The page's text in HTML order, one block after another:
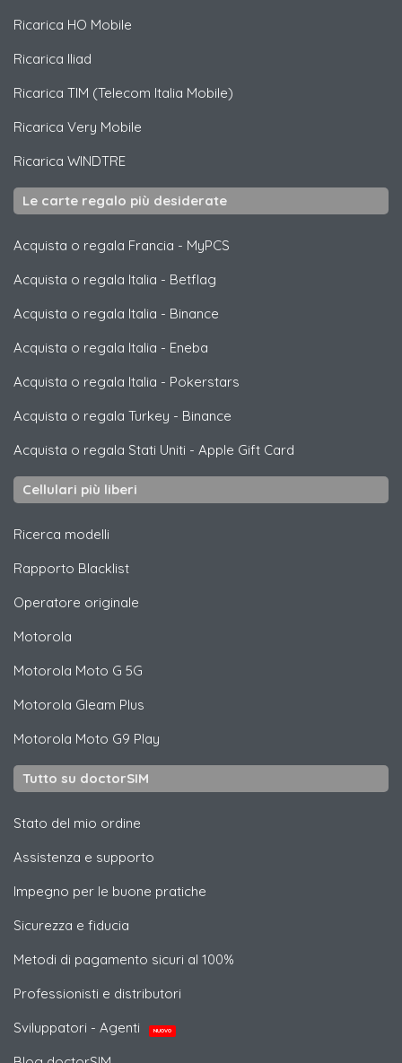
Ricarica HO Mobile
Ricarica Iliad
Ricarica TIM (Telecom Italia Mobile)
Ricarica Very Mobile
Ricarica WINDTRE
Le carte regalo più desiderate
Acquista o regala Francia - MyPCS
Acquista o regala Italia - Betflag
Acquista o regala Italia - Binance
Acquista o regala Italia - Eneba
Acquista o regala Italia - Pokerstars
Acquista o regala Turkey - Binance
Acquista o regala Stati Uniti - Apple Gift Card
Cellulari più liberi
Ricerca modelli
Rapporto Blacklist
Operatore originale
Motorola
Motorola Moto G 5G
Motorola Gleam Plus
Motorola Moto G9 Play
Tutto su doctorSIM
Stato del mio ordine
Assistenza e supporto
Impegno per le buone pratiche
Sicurezza e fiducia
Metodi di pagamento sicuri al 100%
Professionisti e distributori
Sviluppatori - Agenti
NUOVO